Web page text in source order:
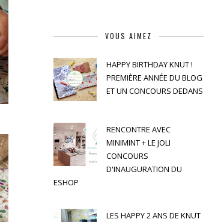
VOUS AIMEZ
HAPPY BIRTHDAY KNUT !
PREMIÈRE ANNÉE DU BLOG
ET UN CONCOURS DEDANS
RENCONTRE AVEC
MINIMINT + LE JOLI
CONCOURS
D'INAUGURATION DU
ESHOP
LES HAPPY 2 ANS DE KNUT